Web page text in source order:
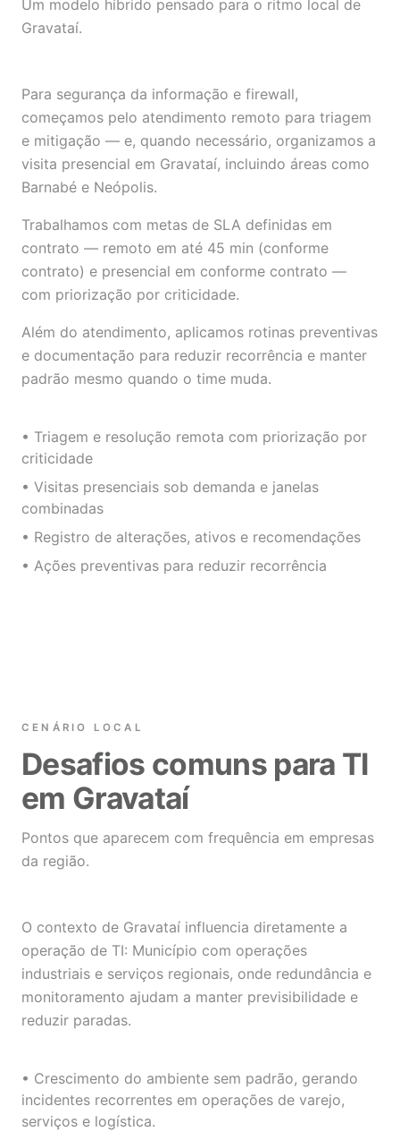
Um modelo híbrido pensado para o ritmo local de
Gravataí.
Para segurança da informação e firewall,
começamos pelo atendimento remoto para triagem
e mitigação — e, quando necessário, organizamos a
visita presencial em Gravataí, incluindo áreas como
Barnabé e Neópolis.
Trabalhamos com metas de SLA definidas em
contrato — remoto em até 45 min (conforme
contrato) e presencial em conforme contrato —
com priorização por criticidade.
Além do atendimento, aplicamos rotinas preventivas
e documentação para reduzir recorrência e manter
padrão mesmo quando o time muda.
• Triagem e resolução remota com priorização por
criticidade
• Visitas presenciais sob demanda e janelas
combinadas
• Registro de alterações, ativos e recomendações
• Ações preventivas para reduzir recorrência
CENÁRIO LOCAL
Desafios comuns para TI
em Gravataí
Pontos que aparecem com frequência em empresas
da região.
O contexto de Gravataí influencia diretamente a
operação de TI: Município com operações
industriais e serviços regionais, onde redundância e
monitoramento ajudam a manter previsibilidade e
reduzir paradas.
• Crescimento do ambiente sem padrão, gerando
incidentes recorrentes em operações de varejo,
serviços e logística.